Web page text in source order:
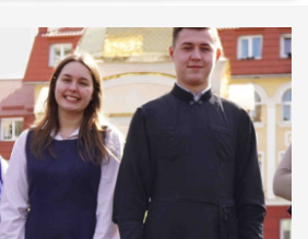
ДУХОВНО СИЛЬНІ!